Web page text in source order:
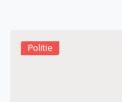
Politie